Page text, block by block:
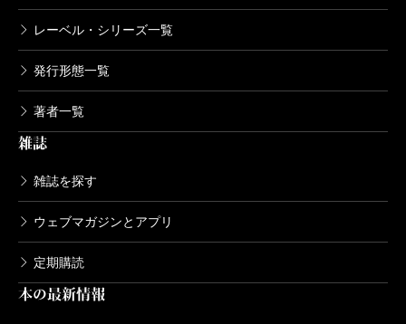
レーベル・シリーズ一覧
発行形態一覧
著者一覧
雑誌
雑誌を探す
ウェブマガジンとアプリ
定期購読
本の最新情報